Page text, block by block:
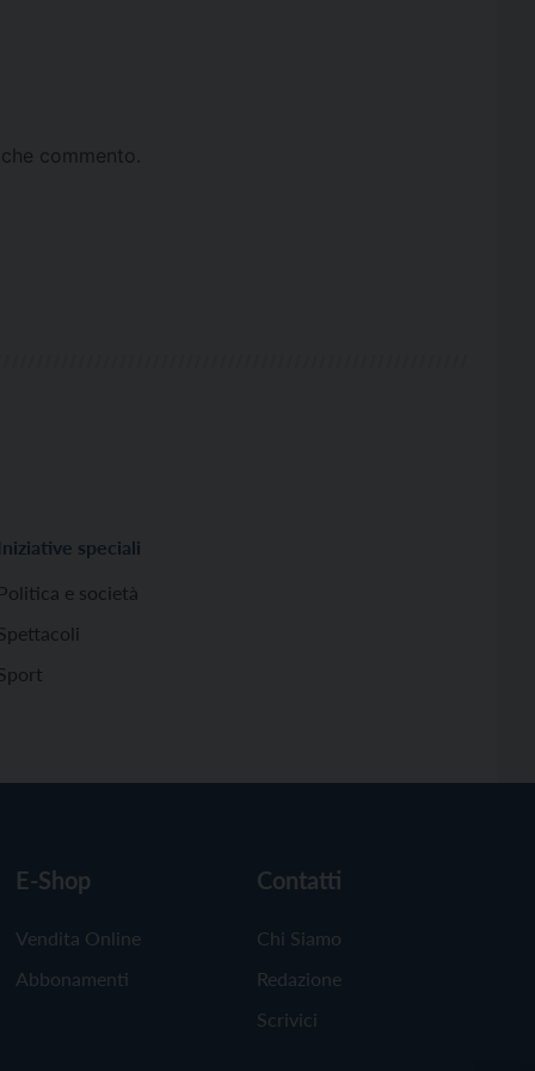
commento.
Iniziative speciali
Politica e società
E-Shop
Vendita Online
Abbonamenti
Contatti
Chi Siamo
Redazione
Scrivici